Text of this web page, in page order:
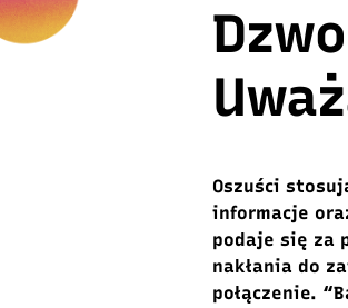
Oszuści
informacje
podaje się za
nakłania do
połączenie.